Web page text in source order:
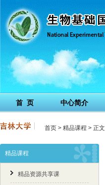
首 页 中心简介
首页 > 精品课程 > 正文
精品课程
精品资源共享课